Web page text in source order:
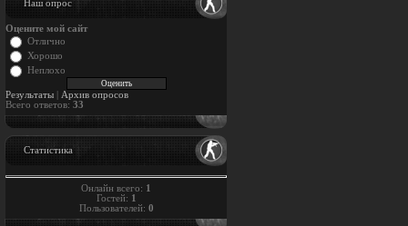
Наш опрос
Оцените мой сайт
Отлично
Хорошо
Неплохо
Результаты
Архив опросов
Всего ответов: 33
Статистика
Онлайн всего: 1
Гостей: 1
Пользователей: 0